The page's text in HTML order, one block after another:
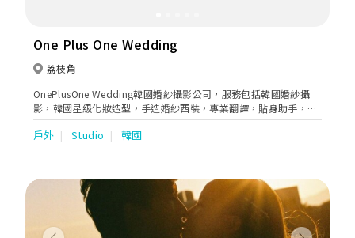
One Plus One Wedding
荔枝角
OnePlusOne Wedding韓國婚紗攝影公司，服務包括韓國婚紗攝
影，韓國星級化妝造型，手造婚紗西裝，專業翻譯，貼身助手，專
車接送，飯店服務等一站式服務讓新人們安心地完成韓國浪漫攝影
之旅。
戶外 Studio 韓國